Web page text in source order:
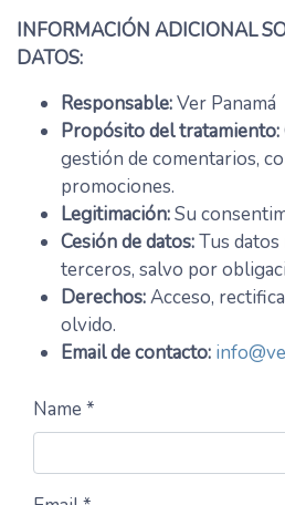
INFORMACIÓN ADICIONAL
DATOS:
Responsable:Ver Panamá
Propósito del tratamiento:
gestión de comentarios,
promociones.
Legitimación:Su
Cesión de datos:Tus datos
terceros, salvo por
Derechos:Acceso,
olvido.
Email de contacto:
Name *